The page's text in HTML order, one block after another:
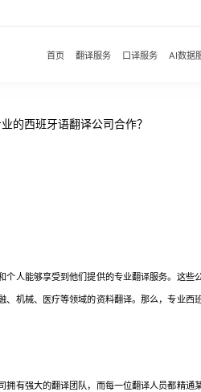
首页 翻译服务 口译服务 AI数据
的西班牙语翻译公司合作？
人能够享受到他们提供的专业翻译服务。这些
机械、医疗等领域的资料翻译。那么，专业西
拥有强大的翻译团队，而每一位翻译人员都精通